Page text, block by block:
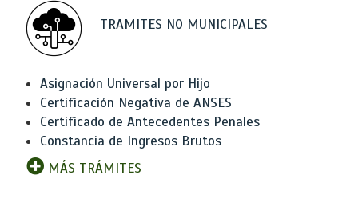
TRAMITES NO MUNICIPALES
Asignación Universal por Hijo
Certificación Negativa de ANSES
Certificado de Antecedentes Penales
Constancia de Ingresos Brutos
MÁS TRÁMITES